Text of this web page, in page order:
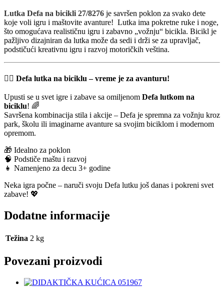
Lutka Defa na bicikli 27/8276 je savršen poklon za svako dete
koje voli igru i maštovite avanture! Lutka ima pokretne ruke i noge,
što omogućava realističnu igru i zabavno „vožnju“ bicikla. Bicikl je
pažljivo dizajniran da lutka može da sedi i drži se za upravljač,
podstičući kreativnu igru i razvoj motoričkih veština.
🚴‍♀️ Defa lutka na biciklu – vreme je za avanturu!
Upusti se u svet igre i zabave sa omiljenom Defa lutkom na
biciklu! 🌈
Savršena kombinacija stila i akcije – Defa je spremna za vožnju kroz
park, školu ili imaginarne avanture sa svojim biciklom i modernom
opremom.
🎁 Idealno za poklon
🧠 Podstiče maštu i razvoj
👧 Namenjeno za decu 3+ godine
Neka igra počne – naruči svoju Defa lutku još danas i pokreni svet
zabave! 💖
Dodatne informacije
Težina 2 kg
Povezani proizvodi